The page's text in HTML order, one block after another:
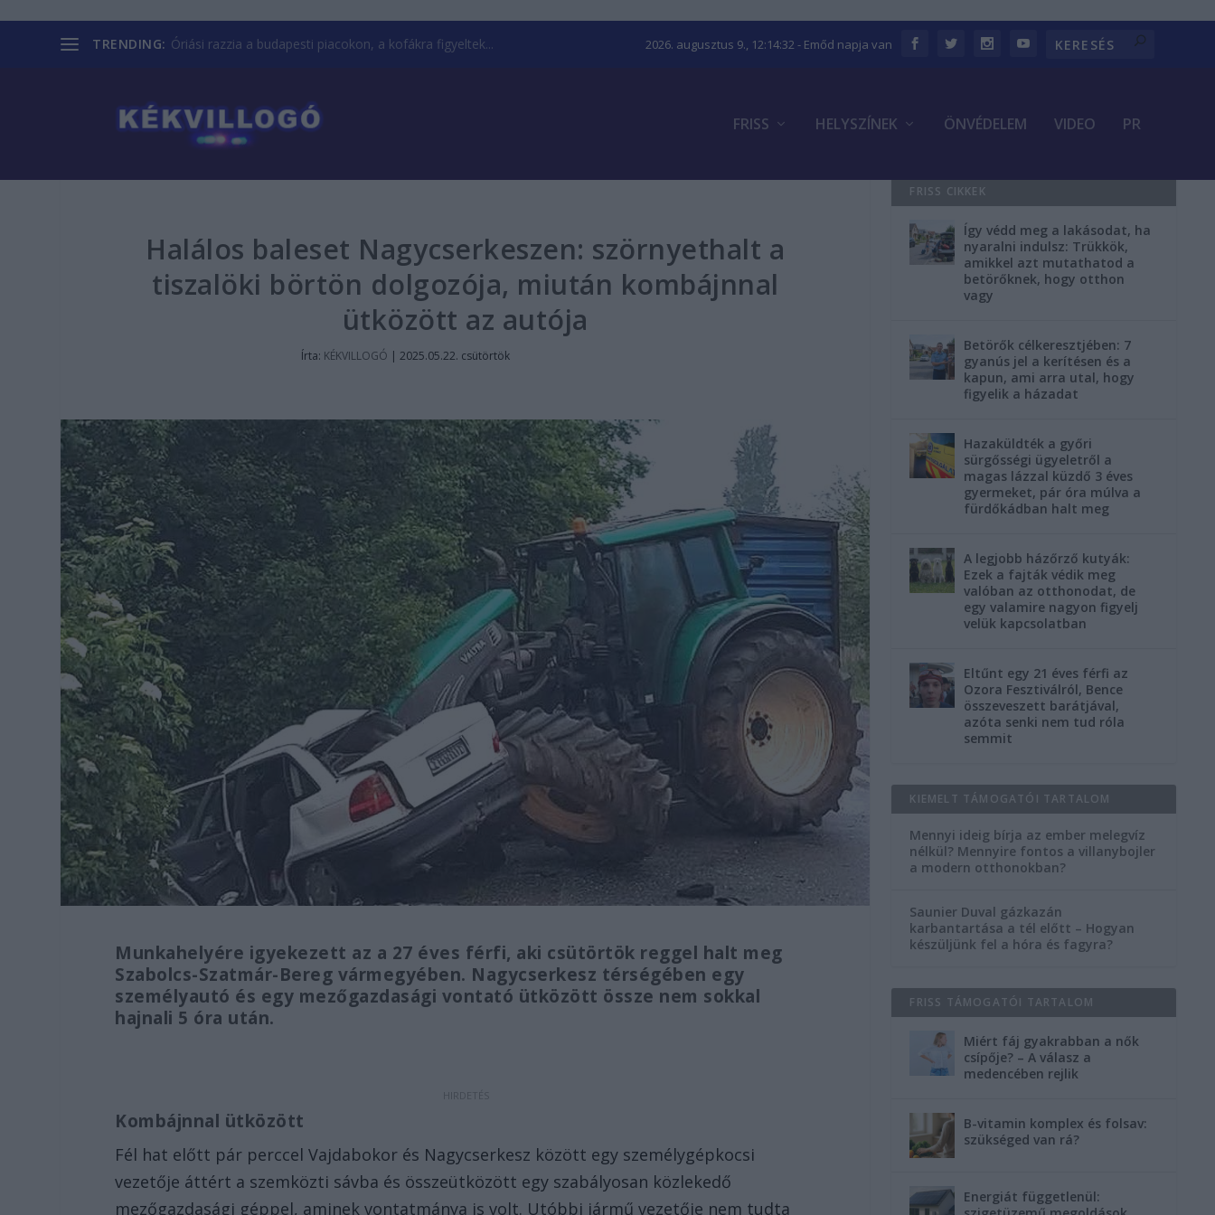
TRENDING: Óriási razzia a budapesti piacokon, a kofákra figyeltek... 2026. augusztus 9., 12:14:33 - Emőd napja van
FRISS HELYSZÍNEK ÖNVÉDELEM VIDEO PR
Halálos baleset Nagycserkeszen: szörnyethalt a
tiszalöki börtön dolgozója, miután kombájnnal
ütközött az autója
Írta: KÉKVILLOGÓ | 2025.05.22. csütörtök
Munkahelyére igyekezett az a 27 éves férfi, aki csütörtök reggel halt meg
Szabolcs-Szatmár-Bereg vármegyében. Nagycserkesz térségében egy
személyautó és egy mezőgazdasági vontató ütközött össze nem sokkal
hajnali 5 óra után.
Kombájnnal ütközött
Fél hat előtt pár perccel Vajdabokor és Nagycserkesz között egy személygépkocsi
vezetője áttért a szemközti sávba és összeütközött egy szabályosan közlekedő
mezőgazdasági géppel, aminek vontatmánya is volt. Utóbbi jármű vezetője nem tudta
FRISS CIKKEK
Így védd meg a lakásodat, ha
nyaralni indulsz: Trükkök,
amikkel azt mutathatod a
betörőknek, hogy otthon
vagy
Betörők célkeresztjében: 7
gyanús jel a kerítésen és a
kapun, ami arra utal, hogy
figyelik a házadat
Hazaküldték a győri
sürgősségi ügyeletről a
magas lázzal küzdő 3 éves
gyermeket, pár óra múlva a
fürdőkádban halt meg
A legjobb házőrző kutyák:
Ezek a fajták védik meg
valóban az otthonodat, de
egy valamire nagyon figyelj
velük kapcsolatban
Eltűnt egy 21 éves férfi az
Ozora Fesztiválról, Bence
összeveszett barátjával,
azóta senki nem tud róla
semmit
KIEMELT TÁMOGATÓI TARTALOM
Mennyi ideig bírja az ember melegvíz
nélkül? Mennyire fontos a villanybojler
a modern otthonokban?
Saunier Duval gázkazán
karbantartása a tél előtt – Hogyan
készüljünk fel a hóra és fagyra?
FRISS TÁMOGATÓI TARTALOM
Miért fáj gyakrabban a nők
csípője? – A válasz a
medencében rejlik
B-vitamin komplex és folsav:
szükséged van rá?
Energiát függetlenül: